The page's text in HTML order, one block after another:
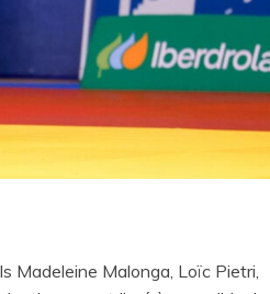
Madeleine Malonga, Loïc Pietri,